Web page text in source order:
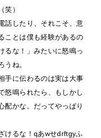
笑）
話したり、それこそ、意
ことは僕も経験があるの
るな！」みたいに怒鳴っ
うね。
手に伝わるのは実は大事
怒鳴られたら、もしかし
配かな。だってやっぱり
けるな！qあwせdrftgyふ